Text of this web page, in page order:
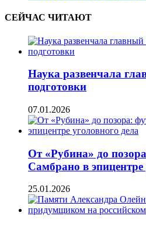
СЕЙЧАС ЧИТАЮТ
Наука развенчала
подготовки
07.01.2026
От «Рубина» до
Самбрано в эпицентре
25.01.2026